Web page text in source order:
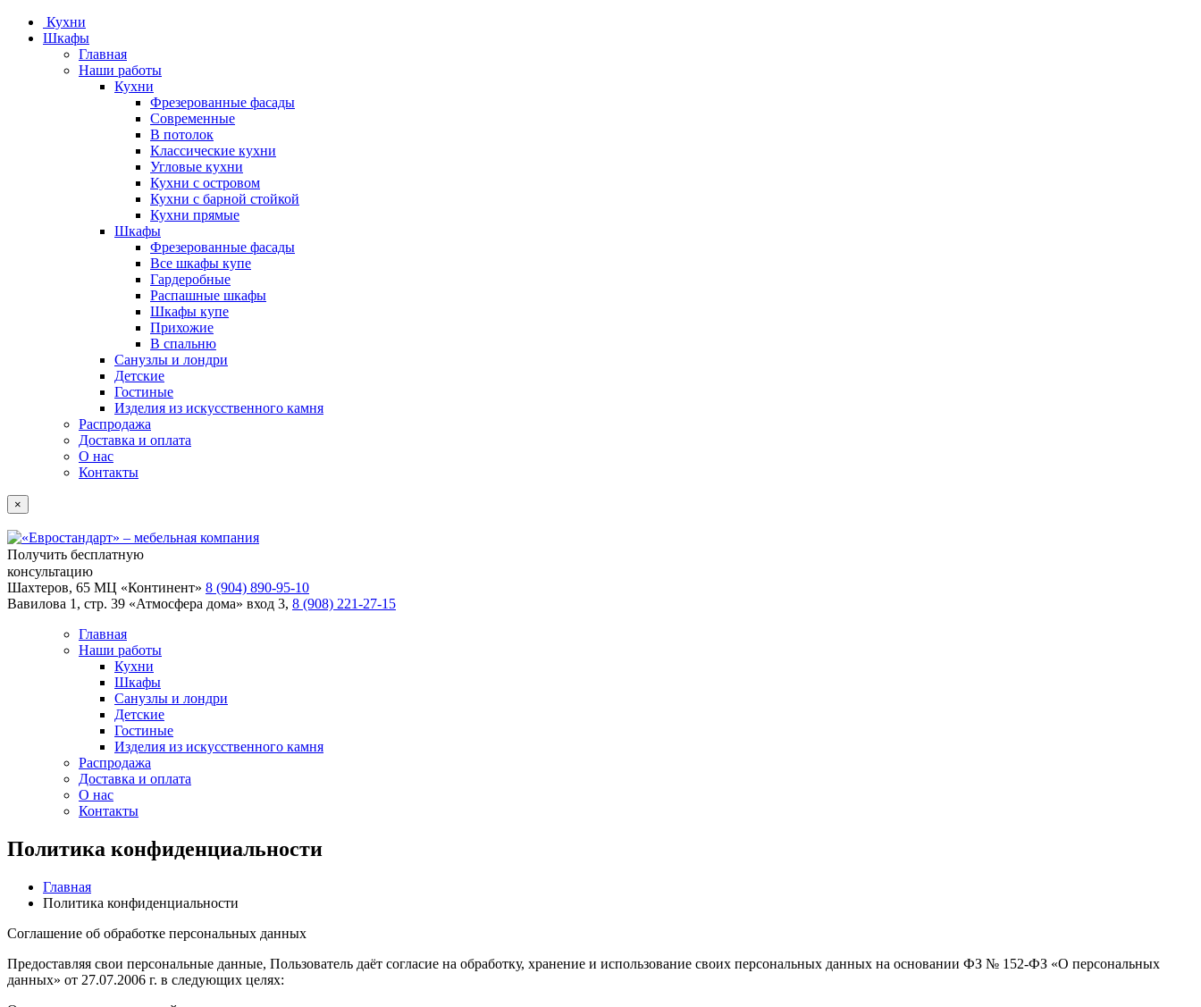
Кухни
Шкафы
Главная
Наши работы
Кухни
Фрезерованные фасады
Современные
В потолок
Классические кухни
Угловые кухни
Кухни с островом
Кухни с барной стойкой
Кухни прямые
Шкафы
Фрезерованные фасады
Все шкафы купе
Гардеробные
Распашные шкафы
Шкафы купе
Прихожие
В спальню
Санузлы и лондри
Детские
Гостиные
Изделия из искусственного камня
Распродажа
Доставка и оплата
О нас
Контакты
×
Получить бесплатную
консультацию
Шахтеров, 65 МЦ «Континент» 8 (904) 890-95-10
Вавилова 1, стр. 39 «Атмосфера дома» вход 3, 8 (908) 221-27-15
Главная
Наши работы
Кухни
Шкафы
Санузлы и лондри
Детские
Гостиные
Изделия из искусственного камня
Распродажа
Доставка и оплата
О нас
Контакты
Политика конфиденциальности
Главная
Политика конфиденциальности
Соглашение об обработке персональных данных
Предоставляя свои персональные данные, Пользователь даёт согласие на обработку, хранение и использование своих персональных данных на основании ФЗ № 152-ФЗ «О персональных
данных» от 27.07.2006 г. в следующих целях: